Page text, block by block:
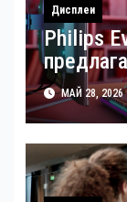
Дисплеи
Philips
МАЙ 28, 2026